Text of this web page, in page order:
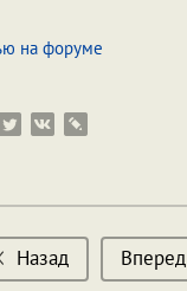
на форуме
Назад Вперед